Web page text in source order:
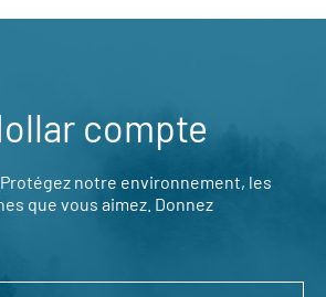
compte
notre environnement, les
que vous aimez. Donnez